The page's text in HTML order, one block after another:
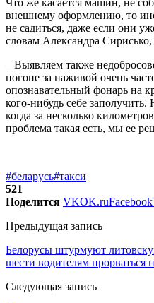
внешнему оформлению, то
не садиться, даже если они
словам Александра Сирисько,
– Выявляем также
погоне за наживой очень
опознавательный фонарь на
кого-нибудь себе
когда за несколько
проблема такая есть, мы ее
#беларусь#такси
521
Поделится VKOK.ruFacebook
Предыдущая запись
Белорусы штурмуют
шести водителям прорватьcя
Следующая запись